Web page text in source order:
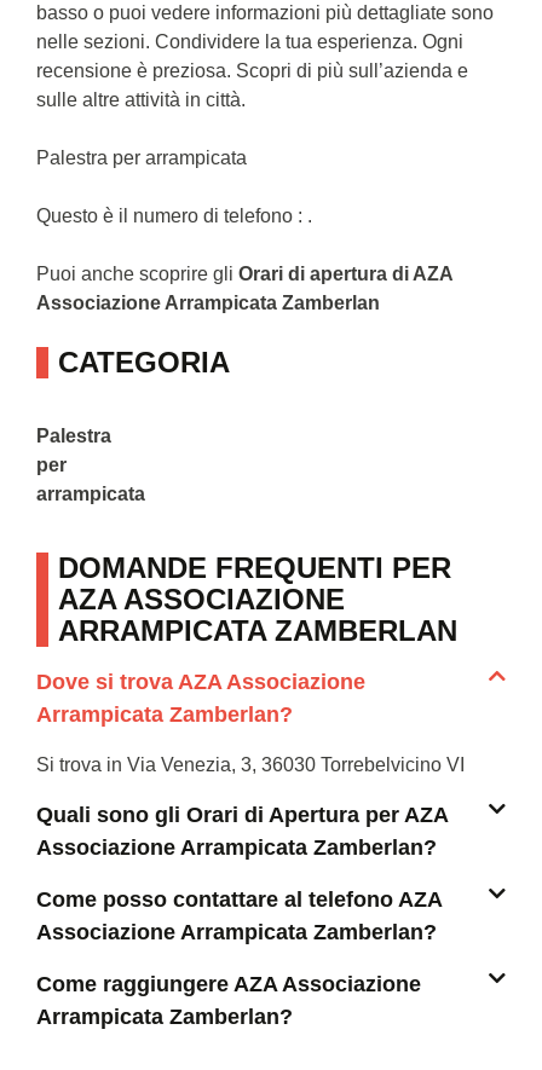
basso o puoi vedere informazioni più dettagliate sono
nelle sezioni. Condividere la tua esperienza. Ogni
recensione è preziosa. Scopri di più sull’azienda e
sulle altre attività in città.
Palestra per arrampicata
Questo è il numero di telefono : .
Puoi anche scoprire gli Orari di apertura di AZA
Associazione Arrampicata Zamberlan
CATEGORIA
Palestra
per
arrampicata
DOMANDE FREQUENTI PER
AZA ASSOCIAZIONE
ARRAMPICATA ZAMBERLAN
Dove si trova AZA Associazione
Arrampicata Zamberlan?
Si trova in Via Venezia, 3, 36030 Torrebelvicino VI
Quali sono gli Orari di Apertura per AZA
Associazione Arrampicata Zamberlan?
Come posso contattare al telefono AZA
Associazione Arrampicata Zamberlan?
Come raggiungere AZA Associazione
Arrampicata Zamberlan?